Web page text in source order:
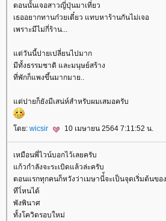
ตอนนั้นเจอสาวญี่ปุ่นมาเที่ยว
เธออยากทานก๋วยเตี๋ยว แทบหาร้านกันไม่เจอ
เพราะมีไม่กี่ร้าน...
ต่วันนี้ปายเปลี่ยนไปมาก
มีทั้งธรรมชาติ และมนุษย์สร้าง
ที่พักก็แพงขึ้นมากมาย..
ต่ปายก็ยังมีเสน่ห์สำหรับผมเสมอครับ
ดย: wicsir 10 เมษายน 2564 7:11:52 น.
เหมือนพี่ไวน์บอกไว้เลยครับ
ก้วกำลังจะระเบิดแล้วล่ะครับ
ตอนแรกทุกคนก็หวังว่าเมษานี่้จะเป็นจุดเริ่มต้นขอ
ทีไ่หนได้
พังพินาศ
ทั้งโควิดรอบใหม่